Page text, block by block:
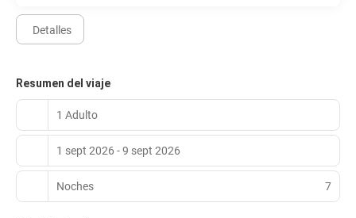
Detalles
Resumen del viaje
1 Adulto
1 sept 2026 - 9 sept 2026
Noches 7